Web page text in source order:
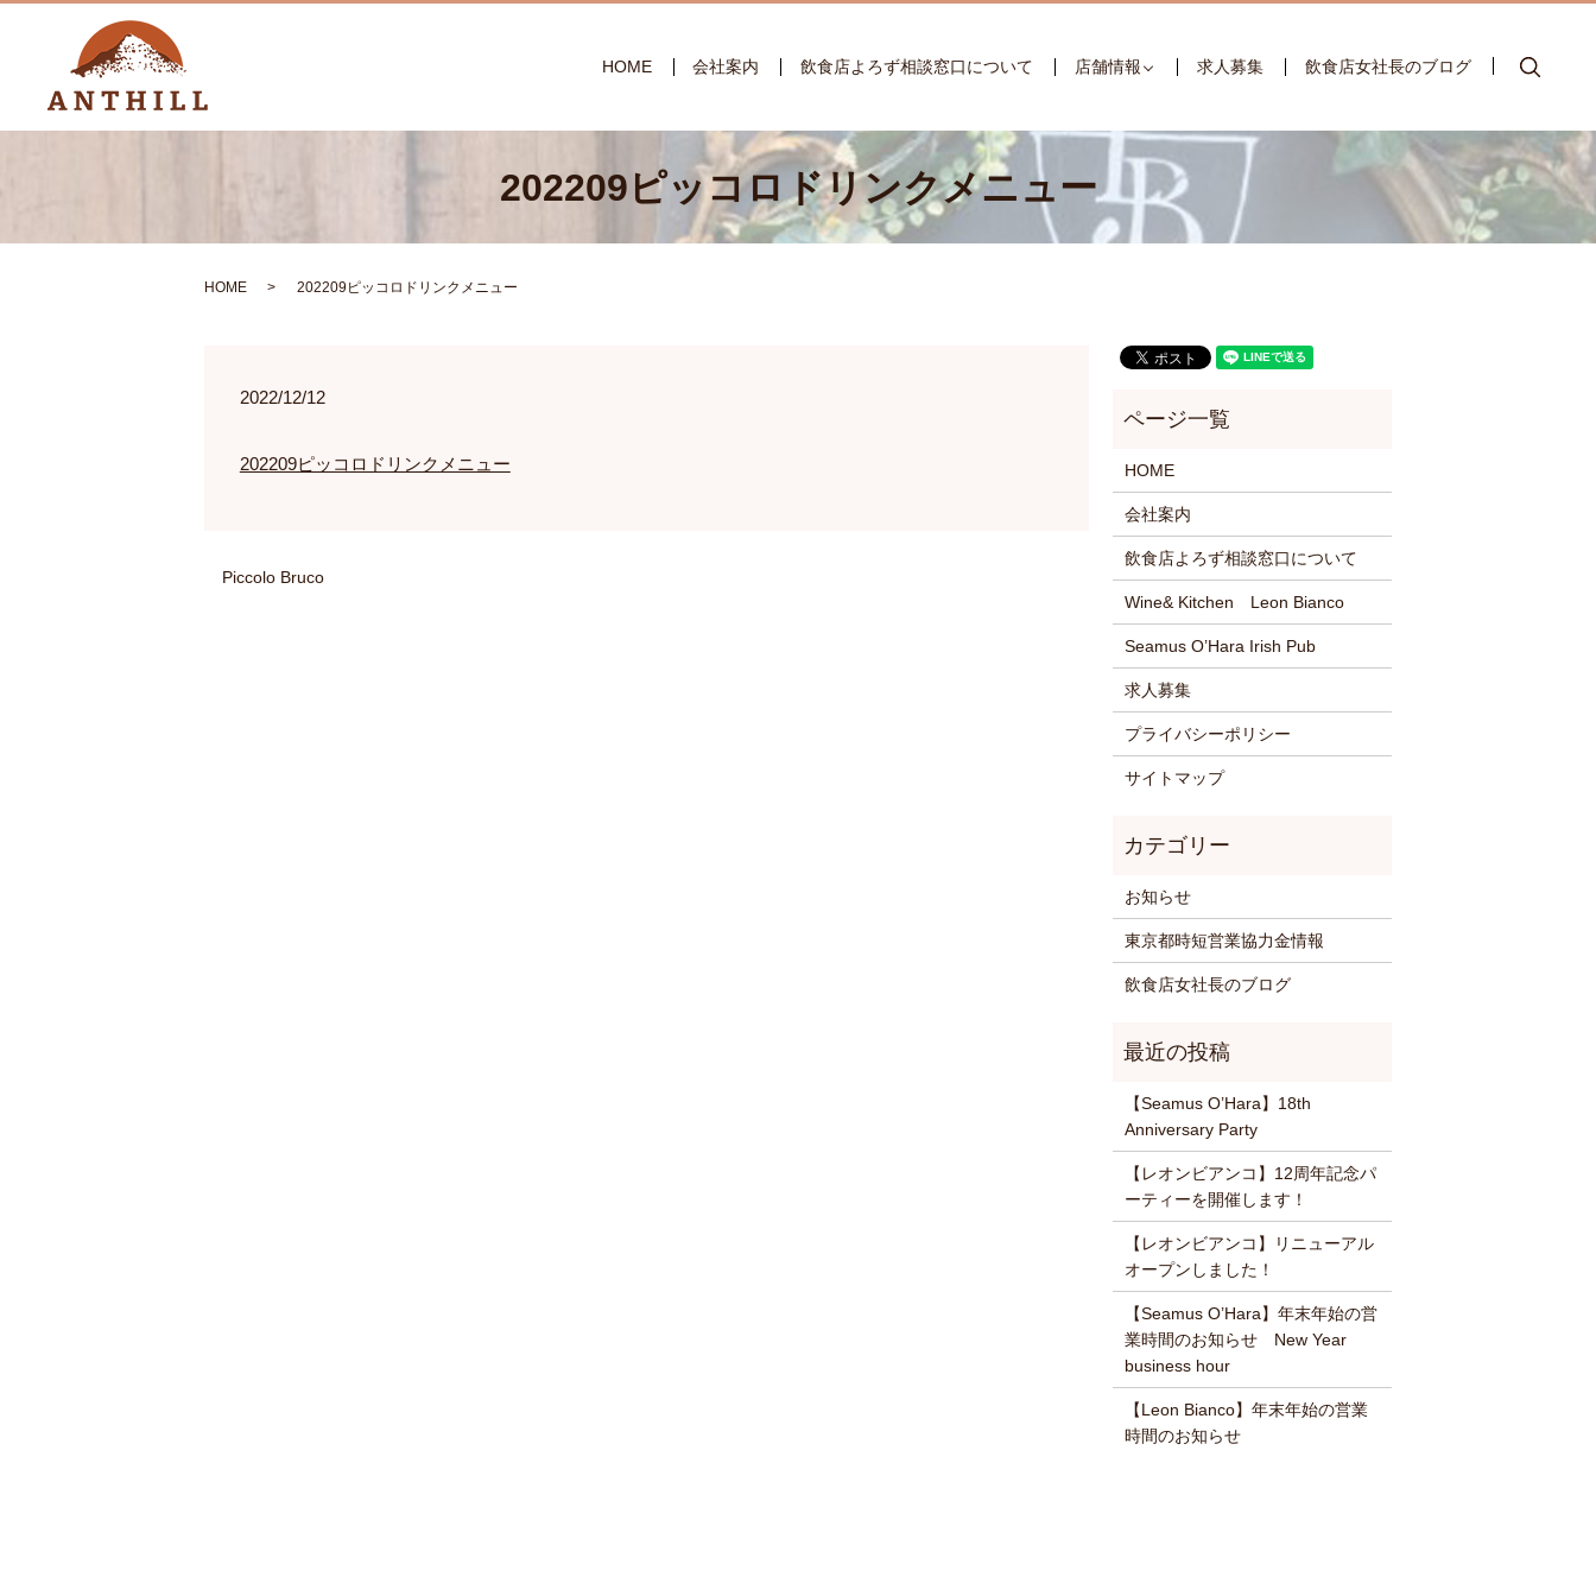
HOME 会社案内 飲食店よろず相談窓口について 店舗情報 求人募集 飲食店女社長のブログ
202209ピッコロドリンクメニュー
HOME 202209ピッコロドリンクメニュー
2022/12/12
202209ピッコロドリンクメニュー
Piccolo Bruco
HOME
会社案内
飲食店よろず相談窓口について
Wine& Kitchen Leon Bianco
Seamus O’Hara Irish Pub
求人募集
プライバシーポリシー
サイトマップ
お知らせ
東京都時短営業協力金情報
飲食店女社長のブログ
【Seamus O’Hara】18th
Anniversary Party
【レオンビアンコ】12周年記念パ
ーティーを開催します！
【レオンビアンコ】リニューアル
オープンしました！
【Seamus O’Hara】年末年始の営
業時間のお知らせ New Year
business hour
【Leon Bianco】年末年始の営業
時間のお知らせ